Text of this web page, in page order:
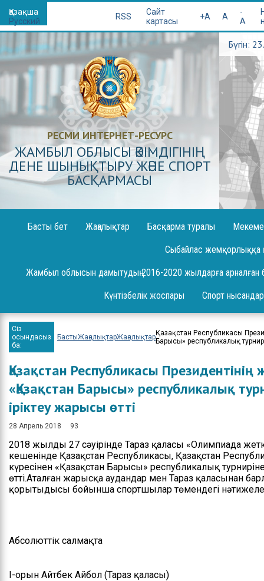
Қазақша
Русский
RSS
Сайт
картасы
+A A
-
A
РЕСМИ ИНТЕРНЕТ-РЕСУРС
ЖАМБЫЛ ОБЛЫСЫ ӘКІМДІГІНІҢ
ДЕНЕ ШЫНЫҚТЫРУ ЖӘНЕ СПОРТ
БАСҚАРМАСЫ
Бүгін:
Басты бет Жаңалықтар
Басқарма туралы
Декларация жариялау
Сұрақ-жауап
Жоба
Шаралар
Ереже
Жеке және заңды
тұлғаларды қабылдау
Нәтижелері және
есептер
Ресми сөз сөйлеулер
Бос орындар
Басқарманың ережесі
Сыбайлас жемқорлыққа
Жамбыл облысын дамытудың 2016-2020 жылдарға арналған
Күнтізбелік жоспары Спорт
Сіз
осындасыз
ба:
БастыЖаңалықтарЖаңалықтарҚазақстан Республикасы
Барысы» республикалық
Қазақстан Республикасы Президентінің
«Қазақстан Барысы» республикалық
іріктеу жарысы өтті
28 Апрель 2018 93
2018 жылдың 27 сәуірінде Тараз қаласы «Олимпиада
кешенінде Қазақстан Республикасы, Қазақстан
күресінен «Қазақстан Барысы» республикалық
өтті.Аталған жарысқа аудандар мен Тараз қаласынан
қорытыңдысы бойынша спортшылар төмендегі
Абсолюттік салмақта
І-орын Айтбек Айбол (Тараз қаласы)